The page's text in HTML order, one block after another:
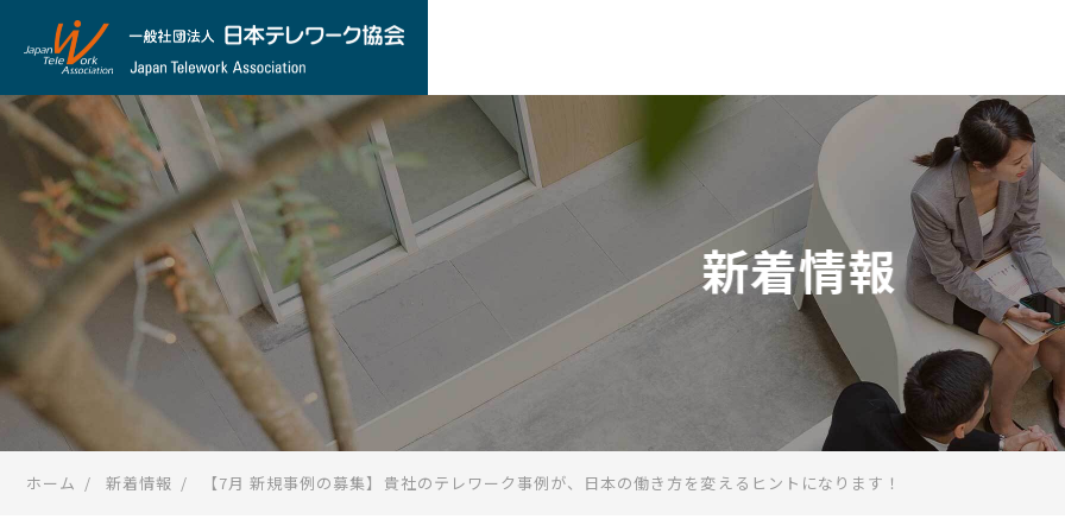
新着情報
ホーム 新着情報 【7月 新規事例の募集】貴社のテレワーク事例が、日本の働き方を変えるヒントになります！